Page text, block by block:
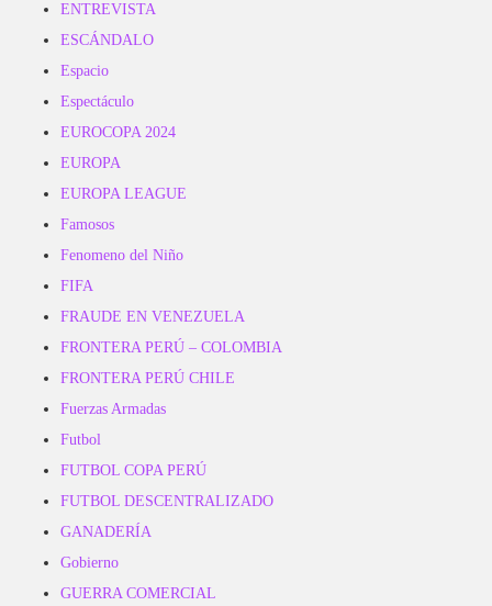
ENTREVISTA
ESCÁNDALO
Espacio
Espectáculo
EUROCOPA 2024
EUROPA
EUROPA LEAGUE
Famosos
Fenomeno del Niño
FIFA
FRAUDE EN VENEZUELA
FRONTERA PERÚ – COLOMBIA
FRONTERA PERÚ CHILE
Fuerzas Armadas
Futbol
FUTBOL COPA PERÚ
FUTBOL DESCENTRALIZADO
GANADERÍA
Gobierno
GUERRA COMERCIAL